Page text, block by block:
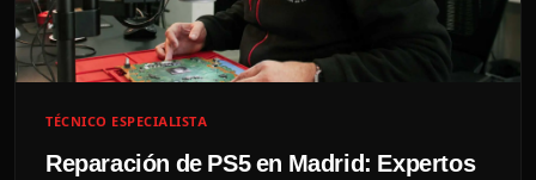
TÉCNICO ESPECIALISTA
Reparación de PS5 en Madrid: Expertos